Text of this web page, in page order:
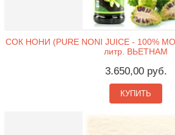
СОК НОНИ (PURE NONI JUICE - 100%
литр. ВЬЕТНАМ
3.650,00 руб.
КУПИТЬ